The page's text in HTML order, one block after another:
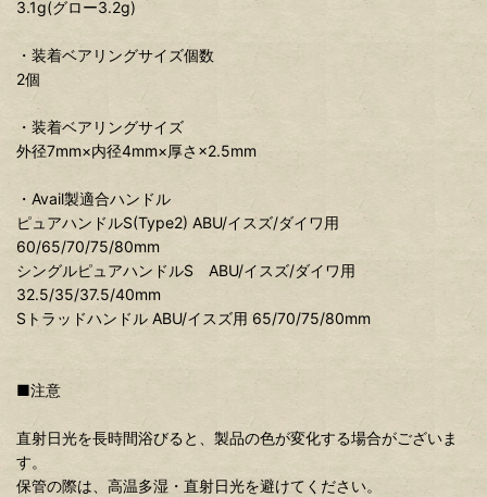
3.1g(グロー3.2g)
・装着ベアリングサイズ個数
2個
・装着ベアリングサイズ
外径7mm×内径4mm×厚さ×2.5mm
・Avail製適合ハンドル
ピュアハンドルS(Type2) ABU/イスズ/ダイワ用
60/65/70/75/80mm
シングルピュアハンドルS ABU/イスズ/ダイワ用
32.5/35/37.5/40mm
Sトラッドハンドル ABU/イスズ用 65/70/75/80mm
■注意
直射日光を長時間浴びると、製品の色が変化する場合がございま
す。
保管の際は、高温多湿・直射日光を避けてください。